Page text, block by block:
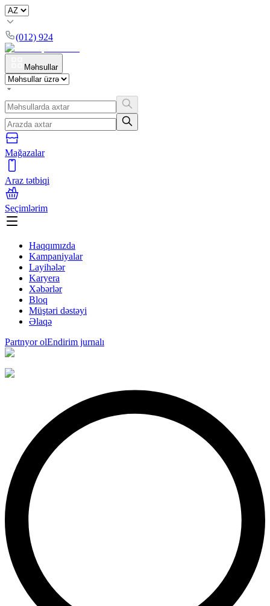
(012) 924
Məhsullar
Mağazalar
Araz tətbiqi
Seçimlərim
Haqqımızda
Kampaniyalar
Layihələr
Karyera
Xəbərlər
Bloq
Müştəri dəstəyi
Əlaqə
Partnyor olEndirim jurnalı